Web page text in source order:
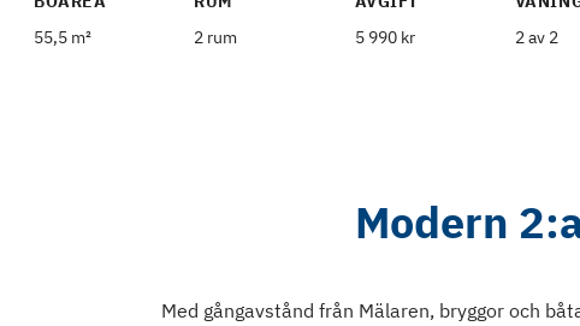
55,5 m²
2 rum
5 990 kr
2 av 2
Modern
Med gångavstånd från Mälaren, bryggor och